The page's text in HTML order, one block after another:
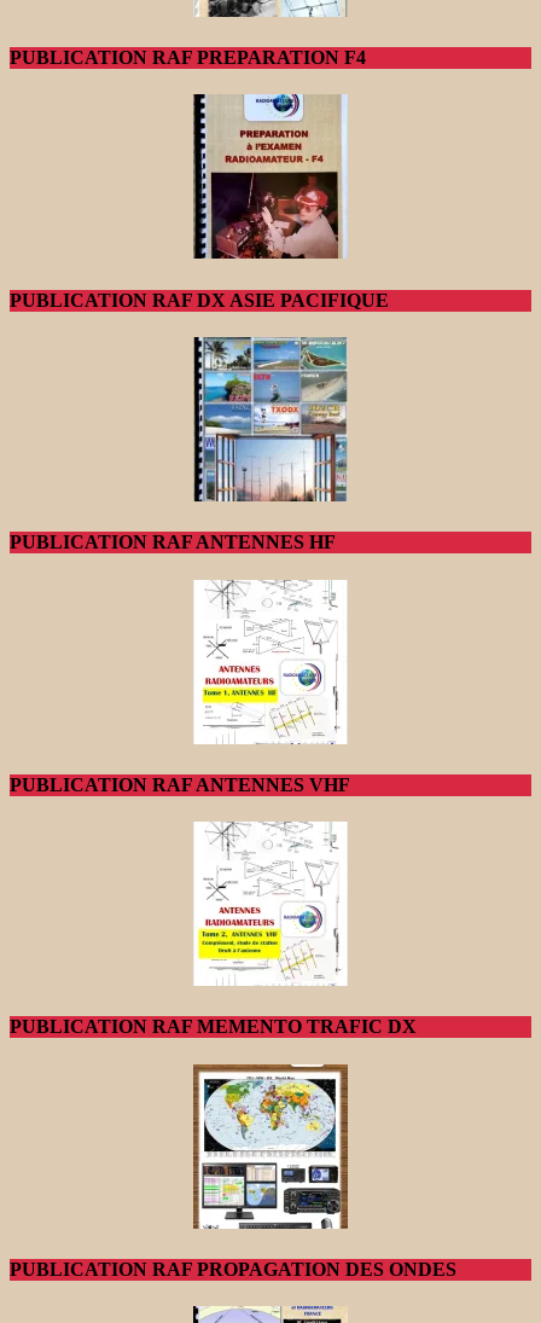
PUBLICATION RAF PREPARATION F4
PUBLICATION RAF DX ASIE PACIFIQUE
PUBLICATION RAF ANTENNES HF
PUBLICATION RAF ANTENNES VHF
PUBLICATION RAF MEMENTO TRAFIC DX
PUBLICATION RAF PROPAGATION DES ONDES